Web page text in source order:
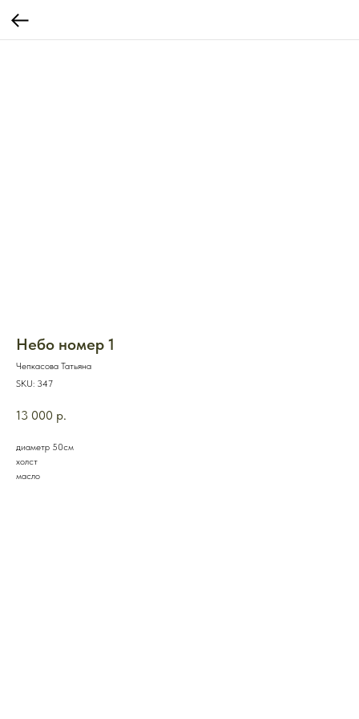
Небо номер 1
Чепкасова Татьяна
SKU: 347
13 000 р.
диаметр 50см
холст
масло